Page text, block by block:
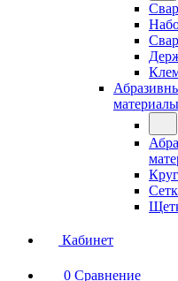
материалы
Кабинет
0 Сравнение